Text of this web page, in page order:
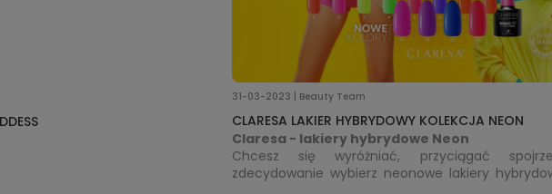
31-03-2023 | Beauty Team
CLARESA LAKIER HYBRYDOWY KOLEKCJA NEON
Chcesz się wyróżniać, przyciągać
zdecydowanie wybierz neonowe lakiery